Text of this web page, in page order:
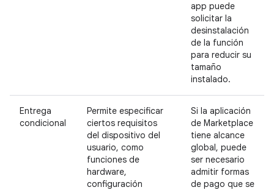
app puede
solicitar la
desinstalación
de la función
para reducir su
tamaño
instalado.
Entrega
condicional
Permite especificar
ciertos requisitos
del dispositivo del
usuario, como
funciones de
hardware,
configuración
Si la aplicación
de Marketplace
tiene alcance
global, puede
ser necesario
admitir formas
de pago que se